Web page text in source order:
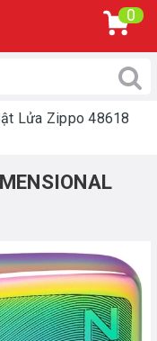
0
Lửa Zippo 48618